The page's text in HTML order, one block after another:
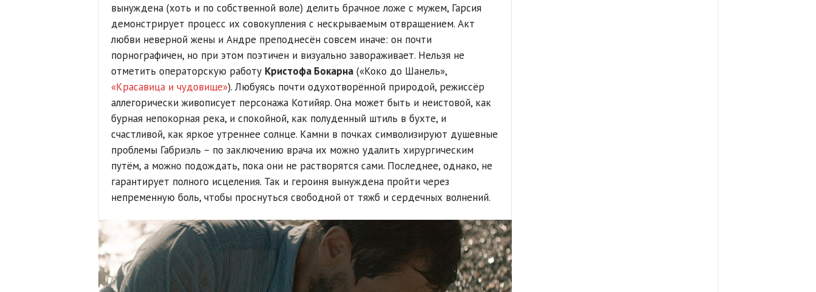
вынуждена (хоть и по собственной воле) делить брачное ложе с мужем, Гарсия
демонстрирует процесс их совокупления с нескрываемым отвращением. Акт
любви неверной жены и Андре преподнесён совсем иначе: он почти
порнографичен, но при этом поэтичен и визуально завораживает. Нельзя не
отметить операторскую работу Кристофа Бокарна(«Коко до Шанель»,
«Красавица и чудовище»). Любуясь почти одухотворённой природой, режиссёр
аллегорически живописует персонажа Котийяр. Она может быть и неистовой, как
бурная непокорная река, и спокойной, как полуденный штиль в бухте, и
счастливой, как яркое утреннее солнце. Камни в почках символизируют душевные
проблемы Габриэль – по заключению врача их можно удалить хирургическим
путём, а можно подождать, пока они не растворятся сами. Последнее, однако, не
гарантирует полного исцеления. Так и героиня вынуждена пройти через
непременную боль, чтобы проснуться свободной от тяжб и сердечных волнений.